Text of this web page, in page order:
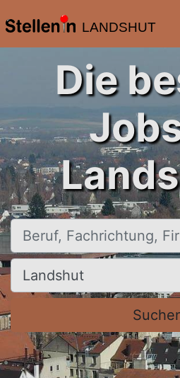
LANDSHUT
Die
Beruf, Fachrichtung, Firma
Ort, Stadt